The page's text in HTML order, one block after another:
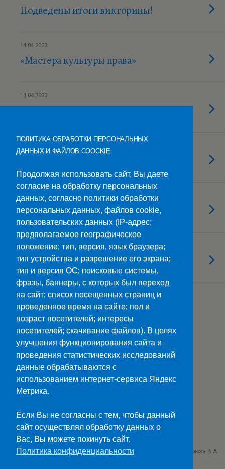
Подведены итоги викторины!
14.04.2023
«Мастера культуры права»
14.04.2023
Диктант здоровья
14.04.2023
СКФУ ждет наших выпускников
13.04.2023
Участвуем в Спартакиаде
Загрузить Еще Из Этой Категории…
Наверх
Мобильн.
Министерство науки и высшего образования>>
Госуслуги>>
ГБПОУ "Ставропольский колледж связи им. Героя Советского Союза В.А.
ПОЛИТИКА ОБРАБОТКИ ПЕРСОНАЛЬНЫХ
ДАННЫХ И ФАЙЛОВ COOCKIE:
Продолжая использовать сайт, Вы даете
согласие на обработку персональных
данных, согласно политики обработки
персональных данных, файлов cookie,
пользовательских данных (IP-адрес;
предполагаемое географическое
положение; тип, версия, язык браузера;
тип устройства и разрешение его экрана;
тип и версия ОС; поисковые системы,
фразы, баннеры, с которых был переход
на сайт; список посещенных страниц и
проведенное время на сайте; пол и
возраст посетителей; интересы
посетителей; скачивание файлов). В целях
улучшения функционирования сайта и
проведения статистических исследований
данные обрабатываются с
использованием интернет-сервиса Яндекс
Метрика.
Если Вы не согласны с тем, чтобы данный
сайт осуществлял обработку данных о
Вас, Вы можете покинуть сайт.
Политика конфиденциальности